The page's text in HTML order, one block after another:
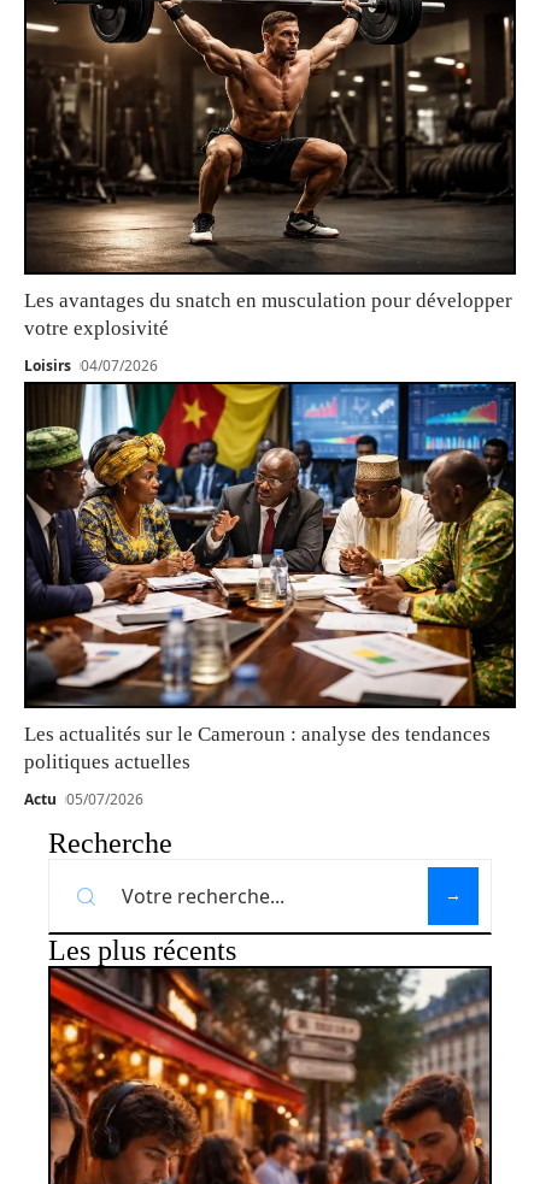
Les avantages du snatch en musculation pour développer
votre explosivité
Loisirs 04/07/2026
Les actualités sur le Cameroun : analyse des tendances
politiques actuelles
Actu 05/07/2026
Recherche
Les plus récents